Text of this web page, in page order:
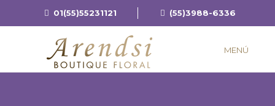
01(55)55231121 (55)3988-6336
MENÚ